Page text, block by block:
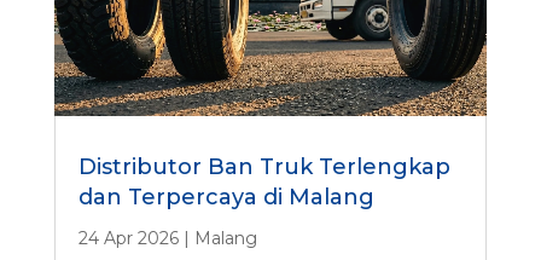
Distributor Ban Truk Terlengkap
dan Terpercaya di Malang
24 Apr 2026| Malang